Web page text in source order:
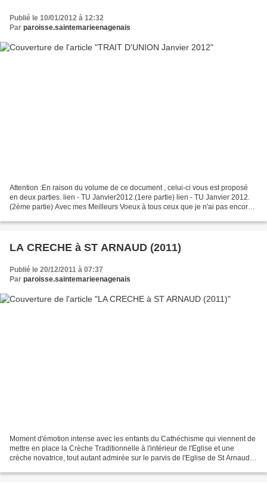
Publié le 10/01/2012 à 12:32
Par paroisse.saintemarieenagenais
Attention :En raison du volume de ce document , celui-ci vous est proposé
en deux parties. lien - TU Janvier2012.(1ere partie) lien - TU Janvier 2012.
(2ème partie) Avec mes Meilleurs Voeux à tous ceux que je n'ai pas encore
LA CRECHE à ST ARNAUD (2011)
Publié le 20/12/2011 à 07:37
Par paroisse.saintemarieenagenais
Moment d'émotion intense avec les enfants du Cathéchisme qui viennent de
mettre en place la Crèche Traditionnelle à l'intérieur de l'Eglise et une
crèche novatrice, tout autant admirée sur le parvis de l'Eglise de St Arnaud.